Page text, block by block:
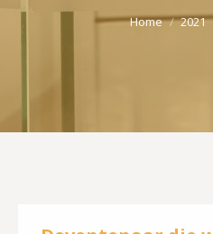
Home 2021